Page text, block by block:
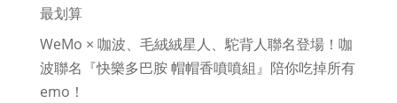
最划算
WeMo × 咖波、毛絨絨星人、駝背人聯名登場！咖
波聯名『快樂多巴胺 帽帽香噴噴組』陪你吃掉所有
emo！